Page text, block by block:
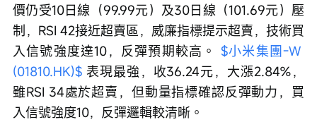
價仍受10日線（99.99元）及30日線（101.69元）壓
制，RSI 42接近超賣區，威廉指標提示超賣，技術買
入信號強度達10，反彈預期較高。 $小米集團-W
(01810.HK)$ 表現最強，收36.24元，大漲2.84%，
雖RSI 34處於超賣，但動量指標確認反彈動力，買
入信號強度10，反彈邏輯較清晰。